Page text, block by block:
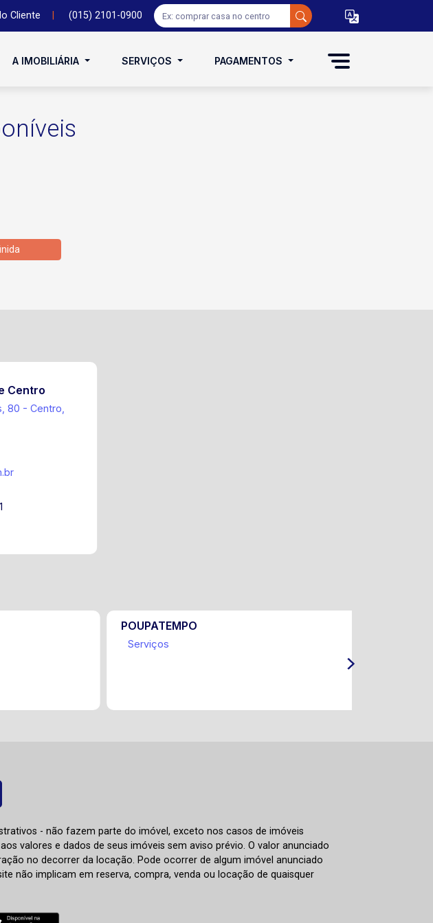
Cliente (015) 2101-0900
A IMOBILIÁRIA SERVIÇOS PAGAMENTOS
Centro
80 - Centro,
POUPATEMPO
Serviços
- não fazem parte do imóvel, exceto nos casos de imóveis
valores e dados de seus imóveis sem aviso prévio. O valor anunciado
no decorrer da locação. Pode ocorrer de algum imóvel anunciado
não implicam em reserva, compra, venda ou locação de quaisquer